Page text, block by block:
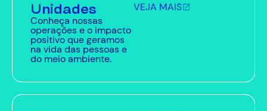
Unidades
Conheça nossas
operações e o impacto
positivo que geramos
na vida das pessoas e
do meio ambiente.
VEJA MAIS